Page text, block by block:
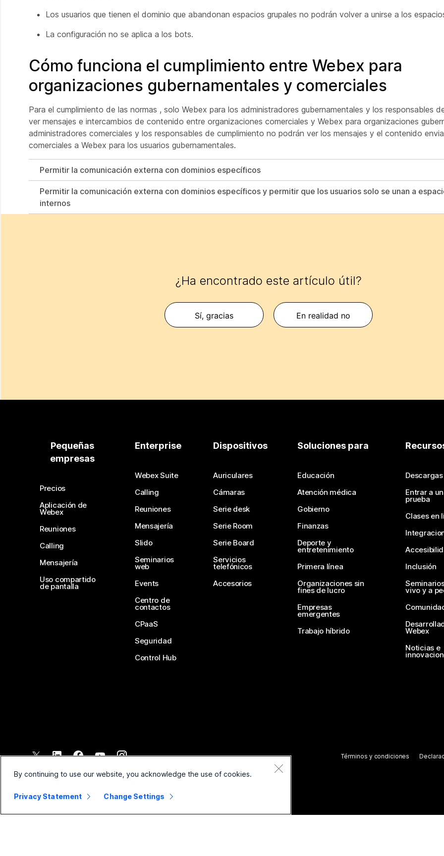
Los usuarios que tienen el dominio que abandonan espacios grupales no podrán volver a unirse a los
La configuración no se aplica a los bots.
Cómo funciona el cumplimiento entre Webex para
organizaciones gubernamentales y comerciales
Para el cumplimiento de las normas , solo Webex para los administradores gubernamentales y los responsables
ver mensajes e intercambios de contenido entre organizaciones comerciales y Webex para organizaciones
administradores comerciales y los responsables de cumplimiento no podrán ver los mensajes y el contenido
comerciales a Webex para los usuarios gubernamentales.
Permitir la comunicación externa con dominios específicos
Permitir la comunicación externa con dominios específicos y permitir que los usuarios solo se unan a
internos
¿Ha encontrado este artículo útil?
Sí, gracias En realidad no
Pequeñas
empresas
Precios
Aplicación de
Webex
Reuniones
Calling
Mensajería
Uso compartido
de pantalla
Enterprise
Webex Suite
Calling
Reuniones
Mensajería
Slido
Seminarios
web
Events
Centro de
contactos
CPaaS
Seguridad
Control Hub
Dispositivos
Auriculares
Cámaras
Serie desk
Serie Room
Serie Board
Servicios
telefónicos
Accesorios
Soluciones para
Educación
Atención médica
Gobierno
Finanzas
Deporte y
entretenimiento
Primera línea
Organizaciones sin
fines de lucro
Empresas
emergentes
Trabajo híbrido
Descargas
Entrar a
prueba
Clases en
Inclusión
vivo y a
Webex
Noticias e
2026 Cisco y/o sus filiales. Todos los derechos reservados.
Términos y condiciones
By continuing to use our website, you acknowledge the use of cookies.
Privacy Statement Change Settings